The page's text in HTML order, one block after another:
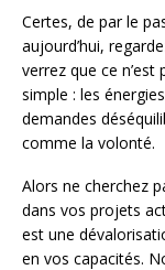
Certes, de par le
aujourd’hui,
verrez que ce
simple : les
demandes
comme la volonté.
Alors ne cherchez
dans vos projets
est une
en vos capacités.